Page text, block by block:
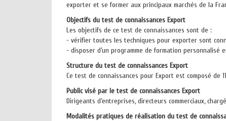
exporter et se former aux principaux marchés de la
Objectifs du test de connaissances Export
Les objectifs de ce test de connaissances sont de :
- vérifier toutes les techniques pour exporter sont
- disposer d’un programme de formation
Structure du test de connaissances Export
Ce test de connaissances pour Export est composé de
Public visé par le test de connaissances Export
Dirigeants d’entreprises, directeurs commerciaux,
Modalités pratiques de réalisation du test de